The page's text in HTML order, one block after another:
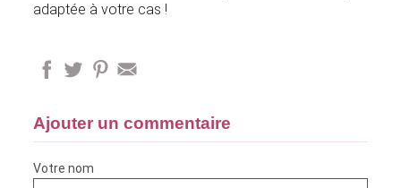
adaptée à votre cas !
Ajouter un commentaire
Votre nom